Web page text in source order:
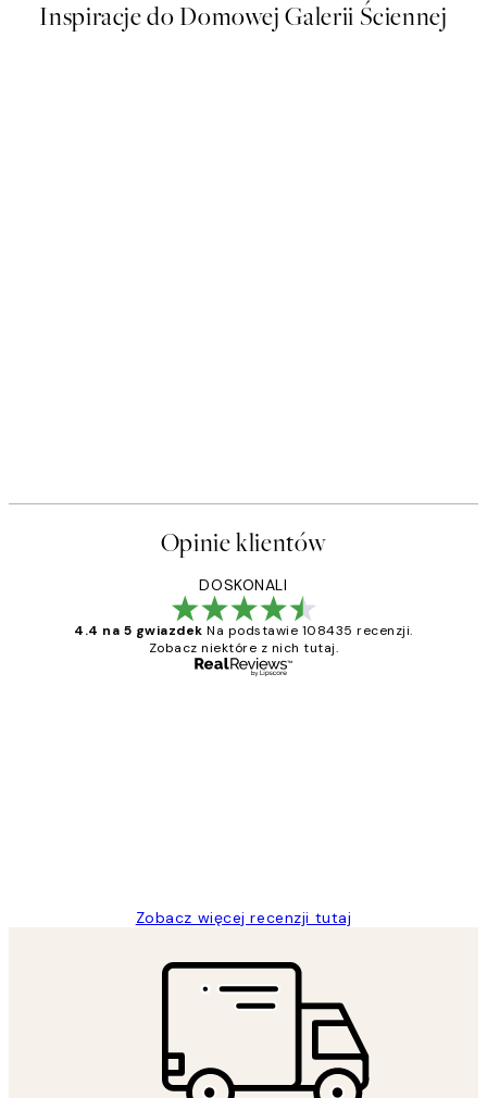
Inspiracje do Domowej Galerii Ściennej
Opinie klientów
DOSKONALI
4.4 na 5 gwiazdek Na podstawie 108435 recenzji.
Zobacz niektóre z nich tutaj.
Zobacz więcej recenzji tutaj